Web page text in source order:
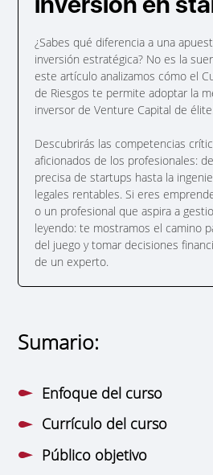
¿Sabes qué diferencia a una
inversión estratégica? No es la
este artículo analizamos cómo el
de Riesgos te permite adoptar la
inversor de Venture Capital de
Descubrirás las competencias
aficionados de los profesionales:
precisa de startups hasta la
legales rentables. Si eres
o un profesional que aspira a
leyendo: te mostramos el camino
del juego y tomar decisiones
de un experto.
Sumario:
Enfoque del curso
Currículo del curso
Público objetivo